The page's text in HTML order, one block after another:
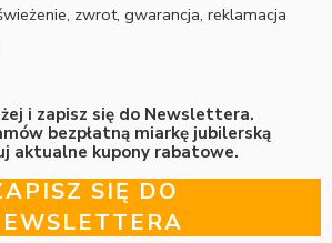
zwrot, gwarancja, reklamacja
i zapisz się do Newslettera.
bezpłatną miarkę jubilerską
aktualne kupony rabatowe.
SIĘ DO